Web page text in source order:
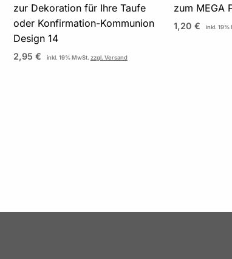
zur Dekoration für Ihre Taufe
oder Konfirmation-Kommunion
Design 14
2,95 € inkl. 19% MwSt. zzgl. Versand
zum MEGA
1,20 € inkl. 19%